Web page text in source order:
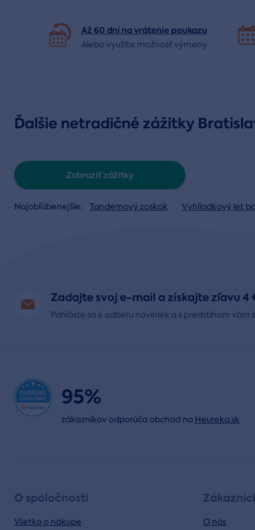
Až 60 dní na vrátenie poukazu
Alebo využite možnosť výmeny
Ďalšie netradičné zážitky
Zobraziť zážitky
Najobľúbenejšie: Tandemový zoskok Vyhliadkový let
Zadajte svoj e-mail a získajte zľavu 4
Prihláste sa k odberu noviniek a s predstihom
95%
zákazníkov odporúča obchod na Heureka.sk
O spoločnosti
Všetko o nákupe O nás